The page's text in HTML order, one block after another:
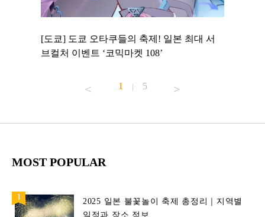
[도쿄] 도쿄 오타쿠들의 축제! 일본 최대 서
브컬처 이벤트 ‘코믹마켓 108’
1 | 5
MOST POPULAR
2025 일본 불꽃놀이 축제 총정리｜지역별
일정과 장소 정보